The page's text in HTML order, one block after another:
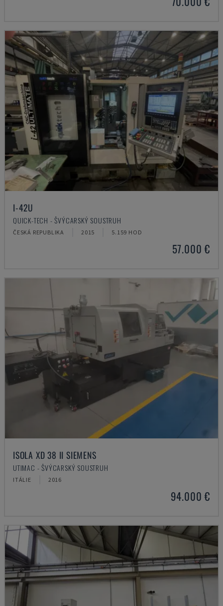
I-42U
QUICK-TECH - ŠVÝCARSKÝ SOUSTRUH
ČESKÁ REPUBLIKA 2015 5.159 HOD
57.000 €
ISOLA XD 38 II SIEMENS
UTIMAC - ŠVÝCARSKÝ SOUSTRUH
ITÁLIE 2016
94.000 €